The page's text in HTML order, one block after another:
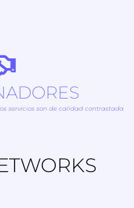
servicios son de calidad contrastada